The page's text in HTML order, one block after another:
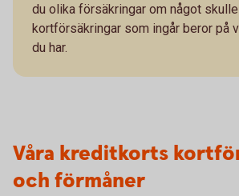
du olika försäkringar om något
kortförsäkringar som ingår beror på
du har.
Våra kreditkorts
och förmåner